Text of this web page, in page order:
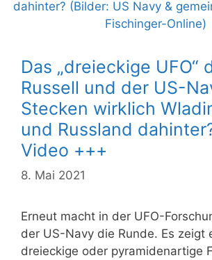
Das „dreieckige UFO“
Russell und der US-
Stecken wirklich
und Russland
Video +++
8. Mai 2021
Erneut macht in der UFO-
der US-Navy die Runde. Es zeigt
dreieckige oder pyramidenartige